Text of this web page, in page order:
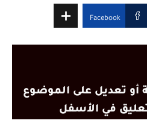
Facebook
أو تعديل على الموضوع
تعليق في الأسفل